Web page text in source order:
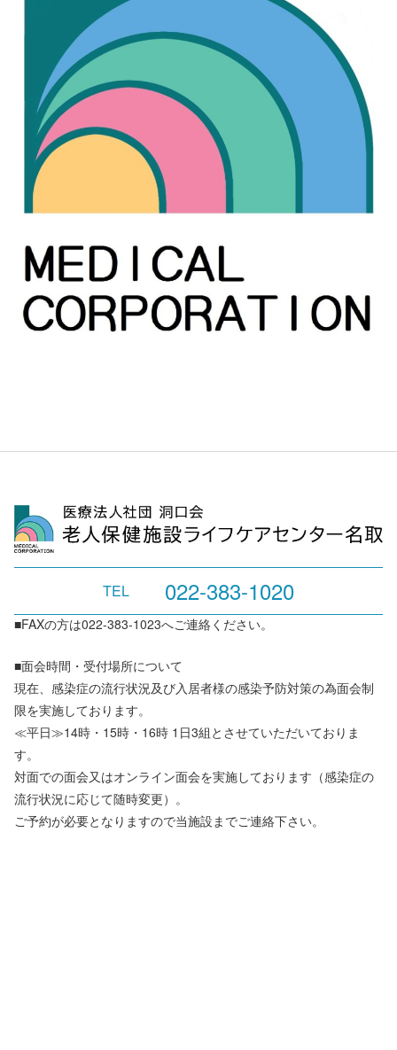
TEL 022-383-1020
■FAXの方は022-383-1023へご連絡ください。
■面会時間・受付場所について
現在、感染症の流行状況及び入居者様の感染予防対策の為面会制
限を実施しております。
≪平日≫14時・15時・16時 1日3組とさせていただいておりま
す。
対面での面会又はオンライン面会を実施しております（感染症の
流行状況に応じて随時変更）。
ご予約が必要となりますので当施設までご連絡下さい。